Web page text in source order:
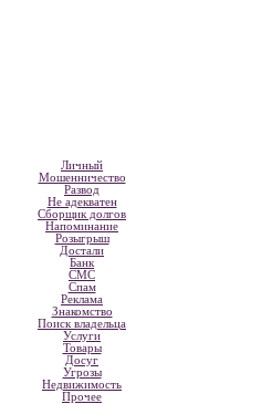
Личный
Мошенничество
Развод
Не адекватен
Сборщик долгов
Напоминание
Розыгрыш
Достали
Банк
СМС
Спам
Реклама
Знакомство
Поиск владельца
Услуги
Товары
Досуг
Угрозы
Недвижимость
Прочее